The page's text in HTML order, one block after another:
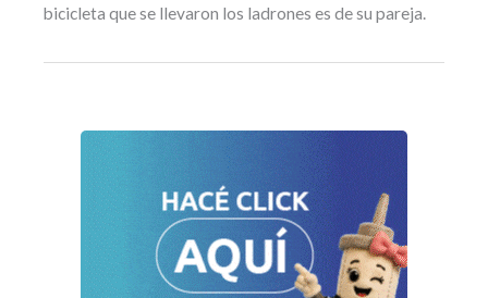
bicicleta que se llevaron los ladrones es de su pareja.